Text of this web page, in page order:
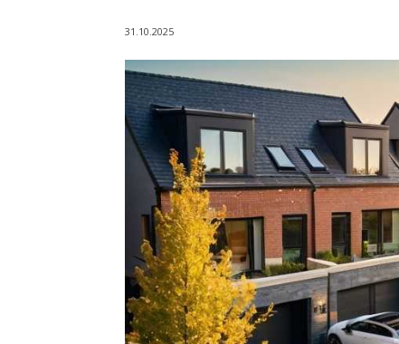
31.10.2025